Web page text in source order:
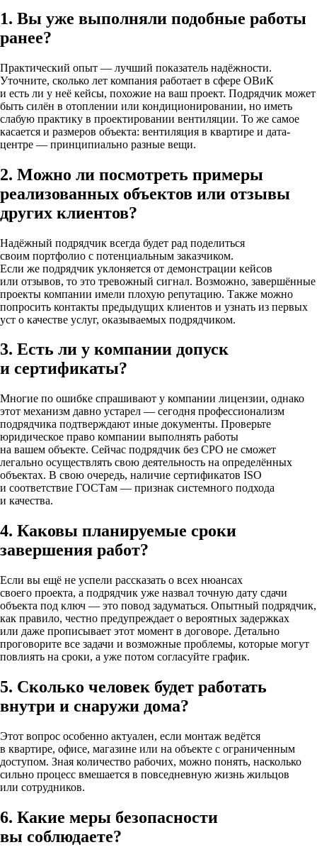
1. Вы уже выполняли подобные работы
ранее?
Практический опыт — лучший показатель надёжности.
Уточните, сколько лет компания работает в сфере ОВиК
и есть ли у неё кейсы, похожие на ваш проект. Подрядчик может
быть силён в отоплении или кондиционировании, но иметь
слабую практику в проектировании вентиляции. То же самое
касается и размеров объекта: вентиляция в квартире и дата-
центре — принципиально разные вещи.
2. Можно ли посмотреть примеры
реализованных объектов или отзывы
других клиентов?
Надёжный подрядчик всегда будет рад поделиться
своим портфолио с потенциальным заказчиком.
Если же подрядчик уклоняется от демонстрации кейсов
или отзывов, то это тревожный сигнал. Возможно, завершённые
проекты компании имели плохую репутацию. Также можно
попросить контакты предыдущих клиентов и узнать из первых
уст о качестве услуг, оказываемых подрядчиком.
3. Есть ли у компании допуск
и сертификаты?
Многие по ошибке спрашивают у компании лицензии, однако
этот механизм давно устарел — сегодня профессионализм
подрядчика подтверждают иные документы. Проверьте
юридическое право компании выполнять работы
на вашем объекте. Сейчас подрядчик без СРО не сможет
легально осуществлять свою деятельность на определённых
объектах. В свою очередь, наличие сертификатов ISO
и соответствие ГОСТам — признак системного подхода
и качества.
4. Каковы планируемые сроки
завершения работ?
Если вы ещё не успели рассказать о всех нюансах
своего проекта, а подрядчик уже назвал точную дату сдачи
объекта под ключ — это повод задуматься. Опытный подрядчик,
как правило, честно предупреждает о вероятных задержках
или даже прописывает этот момент в договоре. Детально
проговорите все задачи и возможные проблемы, которые могут
повлиять на сроки, а уже потом согласуйте график.
5. Сколько человек будет работать
внутри и снаружи дома?
Этот вопрос особенно актуален, если монтаж ведётся
в квартире, офисе, магазине или на объекте с ограниченным
доступом. Зная количество рабочих, можно понять, насколько
сильно процесс вмешается в повседневную жизнь жильцов
или сотрудников.
6. Какие меры безопасности
вы соблюдаете?